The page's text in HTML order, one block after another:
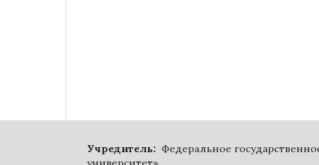
Учредитель: Федеральное